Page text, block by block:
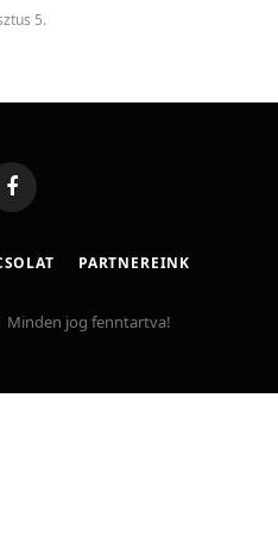
5.
Facebook
PARTNEREINK
jog fenntartva!